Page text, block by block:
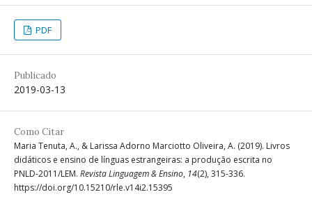
PDF
Publicado
2019-03-13
Como Citar
Maria Tenuta, A., & Larissa Adorno Marciotto Oliveira, A. (2019). Livros
didáticos e ensino de línguas estrangeiras: a produção escrita no
PNLD-2011/LEM. Revista Linguagem & Ensino, 14(2), 315-336.
https://doi.org/10.15210/rle.v14i2.15395